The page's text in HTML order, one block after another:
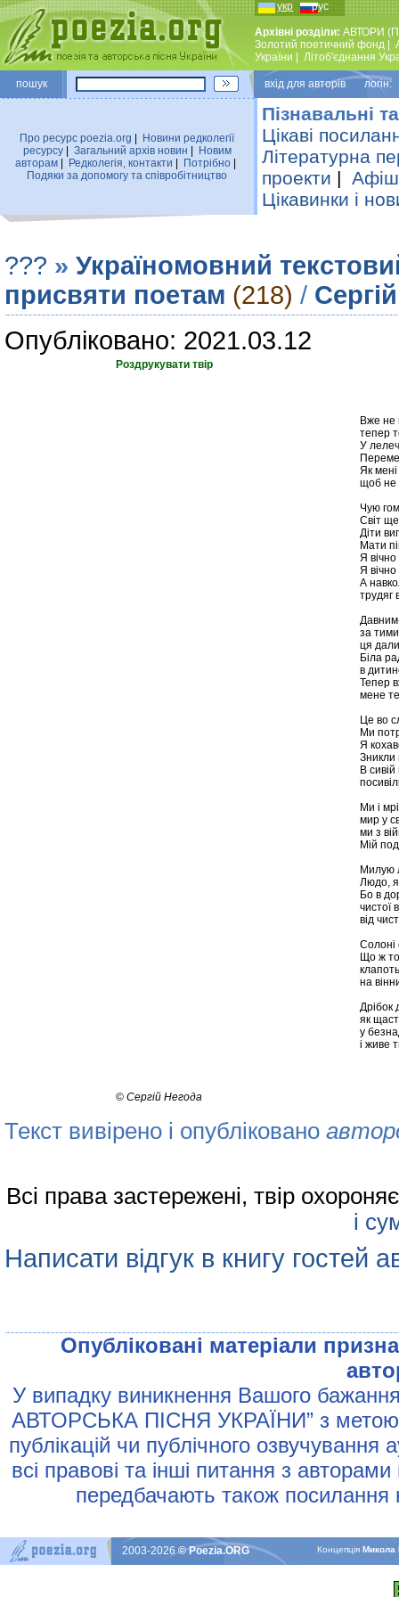
укр рус
Архівні розділи: АВТОРИ
Золотий поетичний фонд
України
Лiтоб'єднання
пошук вхiд для авторiв логін:
Про ресурс poezia.org
Новини редколегiї
ресурсу| Загальний архiв новин
Новим
авторам
Редколегiя, контакти Потрiбно
Подяки за допомогу та співробітництво
Пізнавальні
Цікаві
Літературна
проекти |
Цікавинки і
??? » Україномовний
присвяти поетам (218) /
Опубліковано: 2021.03.12
Роздрукувати твір
Вже не
тепер
У
Як
щоб не
Чую
Світ
Діти
Мати
Я вічно
Я
А
трудяг
за
ця
Біла
в
Тепер
мене
Це во
Ми
Я
Зникли
В
Ми і
мир у
ми з
Мій
Милую
Людо, я
Бо в
чистої
від
Солоні
Що ж
на
Дрібок
як
у
і живе
© Сергій Негода
Текст вивірено і опубліковано
Всі права застережені, твір
і
Написати відгук в книгу гостей
Опублiкованi матерiали
У випадку виникнення Вашого
АВТОРСЬКА ПIСНЯ УКРАЇНИ” з метою
публiкацiй чи публiчного
всi правовi та iншi питання з
передбачають також
КонцепцiяМикола
2003-2026© Poezia.ORG